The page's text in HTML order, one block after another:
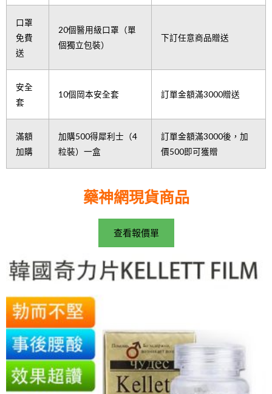
口罩
免費
送
20個醫用級口罩（單
個獨立包裝）
下訂任意商品贈送
安全
套
10個岡本安全套 訂單金額滿3000贈送
滿額
加購
加購500得犀利士（4
粒裝）一盒
訂單金額滿3000後，加
價500即可獲贈
藥神網現貨商品
查看報價單